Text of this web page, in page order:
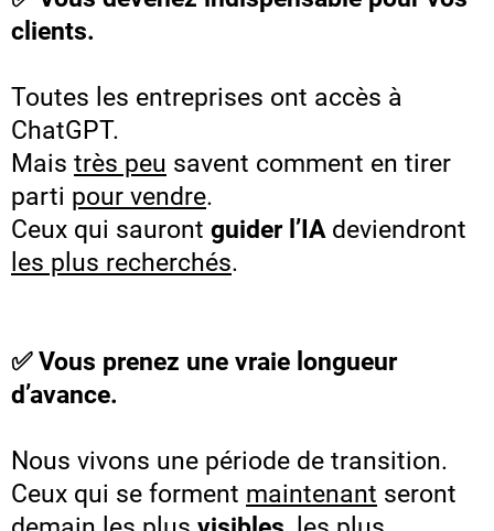
clients.
Toutes les entreprises ont accès à
ChatGPT.
Mais très peu savent comment en tirer
parti pour vendre.
Ceux qui sauront guider l’IAdeviendront
les plus recherchés.
✅ Vous prenez une vraie longueur
d’avance.
Nous vivons une période de transition.
Ceux qui se forment maintenant seront